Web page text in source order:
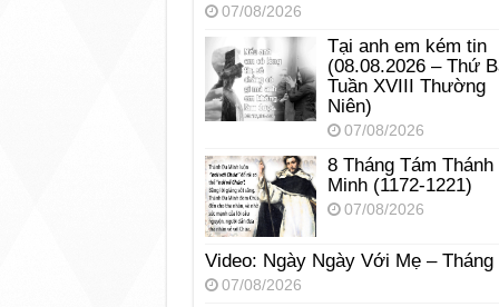
07/08/2026
Tại anh em kém tin
(08.08.2026 – Thứ
Tuần XVIII Thường
Niên)
07/08/2026
8 Tháng Tám
Minh (1172-1221)
07/08/2026
Video: Ngày Ngày Với Mẹ – Tháng
07/08/2026